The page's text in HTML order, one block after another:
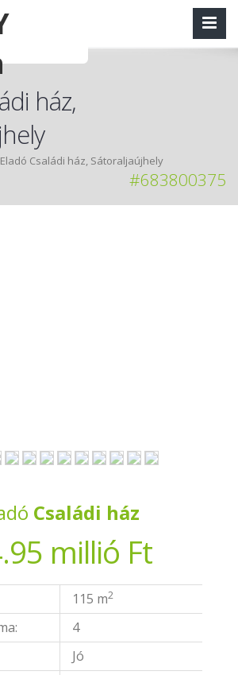
ház,
Eladó Családi ház, Sátoraljaújhely
#683800375
Családi ház
millió Ft
115 m2
4
Jó